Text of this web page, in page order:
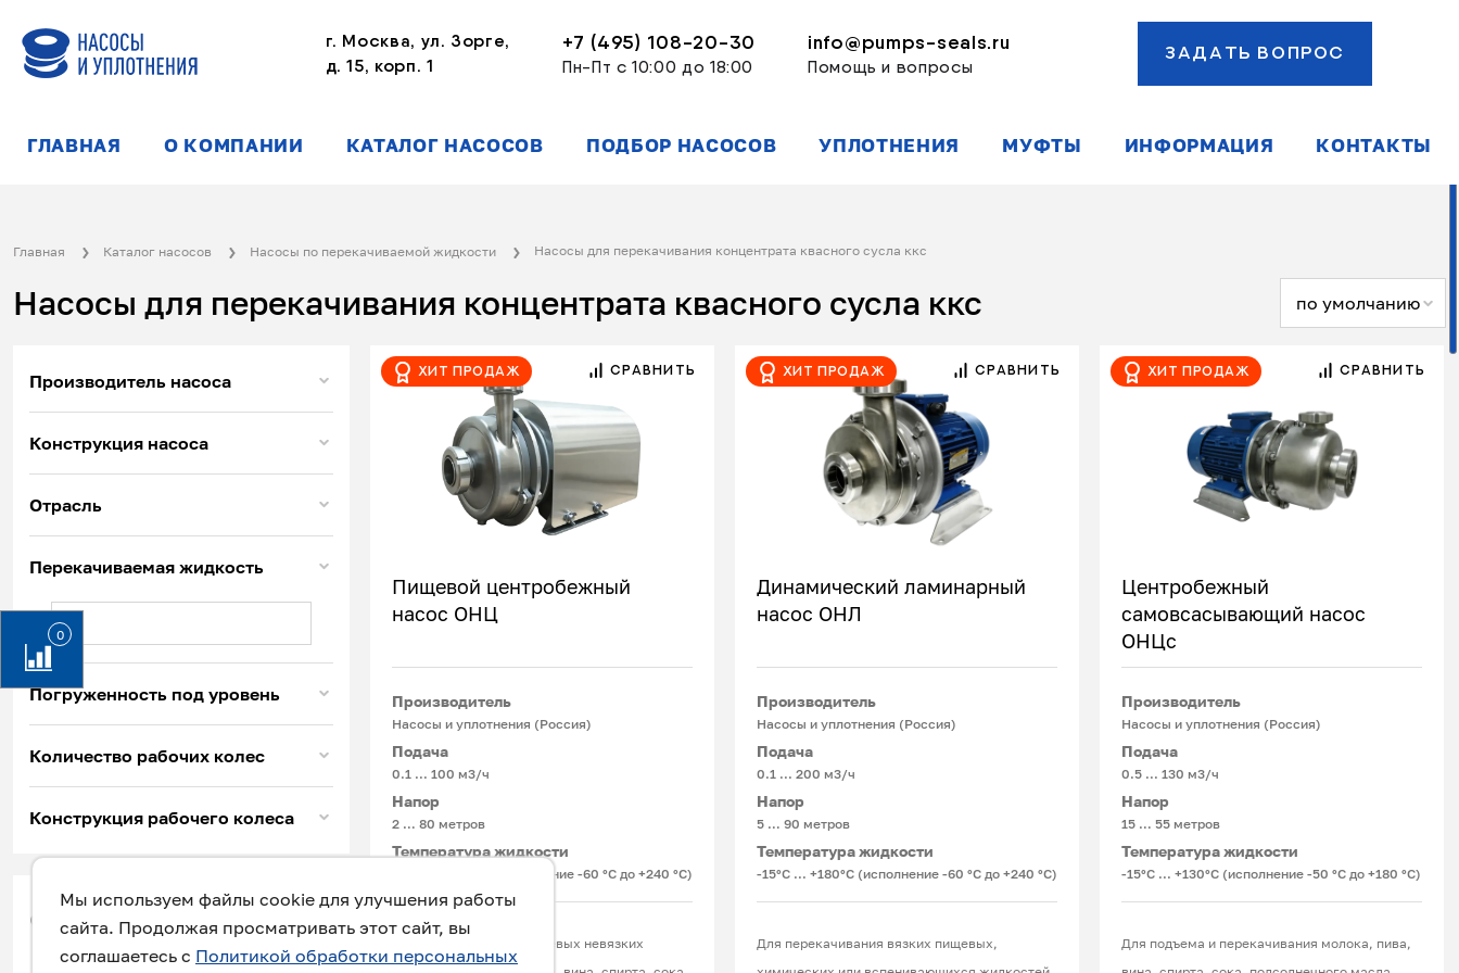
Мы используем файлы cookie для улучшения работы
сайта. Продолжая просматривать этот сайт, вы
соглашаетесь с Политикой обработки персональных
0
г. Москва, ул. Зорге,
д. 15, корп. 1
+7 (495) 108-20-30
Пн-Пт с 10:00 до 18:00
info@pumps-seals.ru
Помощь и вопросы
ЗАДАТЬ ВОПРОС
ГЛАВНАЯ О КОМПАНИИ КАТАЛОГ НАСОСОВ ПОДБОР НАСОСОВ УПЛОТНЕНИЯ МУФТЫ ИНФОРМАЦИЯ КОНТАКТЫ
Главная Каталог насосов Насосы по перекачиваемой жидкости Насосы для перекачивания концентрата квасного сусла ккс
Насосы для перекачивания концентрата квасного сусла ккс по умолчанию
Производитель насоса
Конструкция насоса
Отрасль
Перекачиваемая жидкость
Погруженность под уровень
Количество рабочих колес
Конструкция рабочего колеса
фильтр
Хит продаж СРАВНИТЬ
Пищевой центробежный
насос ОНЦ
Производитель
Насосы и уплотнения (Россия)
Подача
0.1 ... 100 м3/ч
Напор
2 … 80 метров
Температура жидкости
-15°С ... +180°С (исполнение -60 °С до +240 °С)
Для перекачивания пищевых невязких
Хит продаж СРАВНИТЬ
Динамический ламинарный
насос ОНЛ
Производитель
Насосы и уплотнения (Россия)
Подача
0.1 ... 200 м3/ч
Напор
5 … 90 метров
Температура жидкости
-15°С ... +180°С (исполнение -60 °С до +240 °С)
Для перекачивания вязких пищевых,
Хит продаж СРАВНИТЬ
Центробежный
самовсасывающий насос
ОНЦс
Производитель
Насосы и уплотнения (Россия)
Подача
0.5 ... 130 м3/ч
Напор
15 … 55 метров
Температура жидкости
-15°С ... +130°С (исполнение -50 °С до +180 °С)
Для подъема и перекачивания молока, пива,